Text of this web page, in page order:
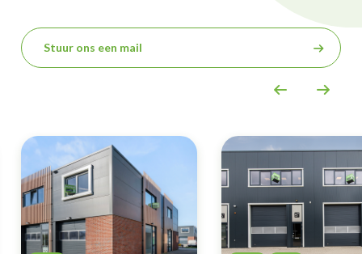
Stuur ons een mail